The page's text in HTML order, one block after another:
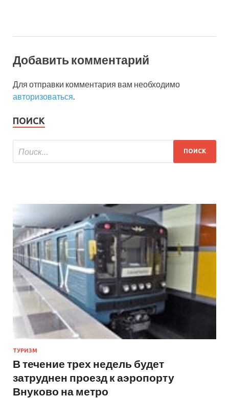
Добавить комментарий
Для отправки комментария вам необходимо
авторизоваться
ПОИСК
ТУРИЗМ
В течение трех недель будет
затруднен проезд к аэропорту
Внуково на метро